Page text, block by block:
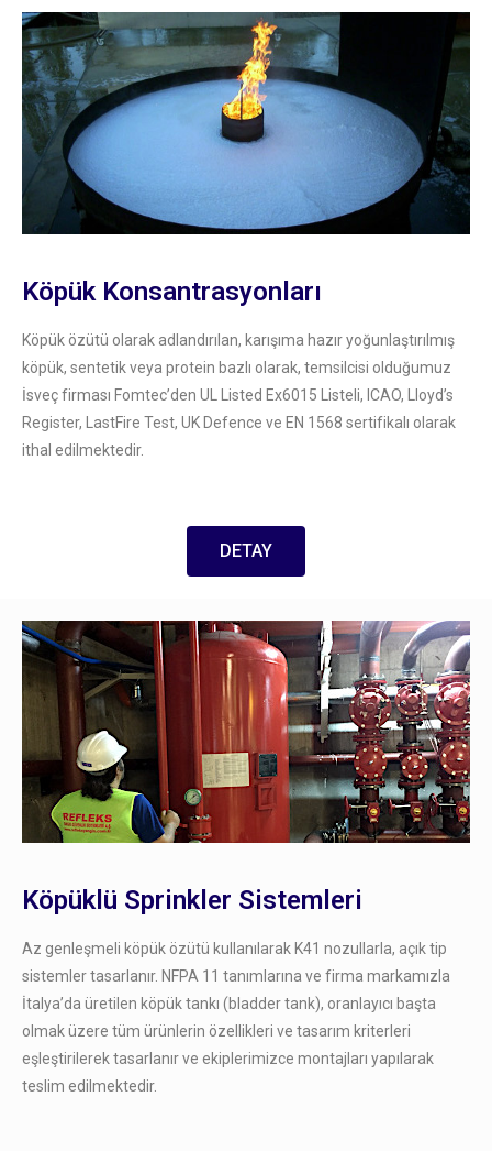
Köpük Konsantrasyonları
Köpük özütü olarak adlandırılan, karışıma hazır yoğunlaştırılmış
köpük, sentetik veya protein bazlı olarak, temsilcisi olduğumuz
İsveç firması Fomtec’den UL Listed Ex6015 Listeli, ICAO, Lloyd’s
Register, LastFire Test, UK Defence ve EN 1568 sertifikalı olarak
ithal edilmektedir.
DETAY
Köpüklü Sprinkler Sistemleri
Az genleşmeli köpük özütü kullanılarak K41 nozullarla, açık tip
sistemler tasarlanır. NFPA 11 tanımlarına ve firma markamızla
İtalya’da üretilen köpük tankı (bladder tank), oranlayıcı başta
olmak üzere tüm ürünlerin özellikleri ve tasarım kriterleri
eşleştirilerek tasarlanır ve ekiplerimizce montajları yapılarak
teslim edilmektedir.